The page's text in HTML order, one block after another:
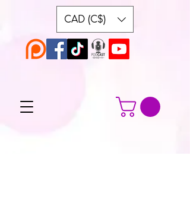
CAD (C$)